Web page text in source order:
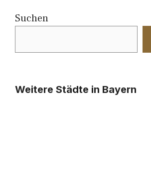
Suchen
Weitere Städte in Bayern